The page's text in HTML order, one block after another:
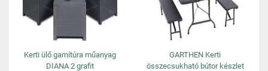
Kerti ülő garnítúra műanyag
DIANA 2 grafit
GARTHEN Kerti
összecsukható bútor készlet